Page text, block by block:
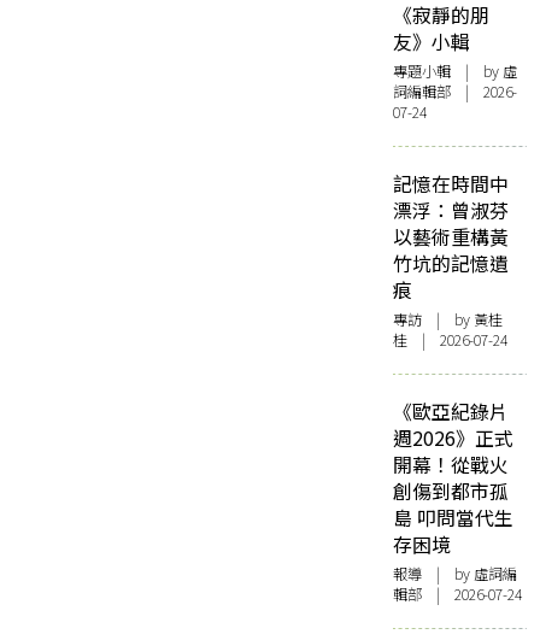
《寂靜的朋
友》小輯
專題小輯 | by 虛
詞編輯部 | 2026-
07-24
記憶在時間中
漂浮：曾淑芬
以藝術重構黃
竹坑的記憶遺
痕
專訪 | by 黃桂
桂 | 2026-07-24
《歐亞紀錄片
週2026》正式
開幕！從戰火
創傷到都市孤
島 叩問當代生
存困境
報導 | by 虛詞編
輯部 | 2026-07-24